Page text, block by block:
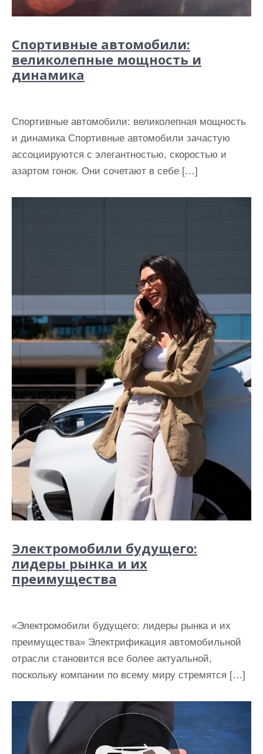
Спортивные автомобили:
великолепные мощность и
динамика
Спортивные автомобили: великолепная мощность
и динамика Спортивные автомобили зачастую
ассоциируются с элегантностью, скоростью и
азартом гонок. Они сочетают в себе […]
Электромобили будущего:
лидеры рынка и их
преимущества
«Электромобили будущего: лидеры рынка и их
преимущества» Электрификация автомобильной
отрасли становится все более актуальной,
поскольку компании по всему миру стремятся […]